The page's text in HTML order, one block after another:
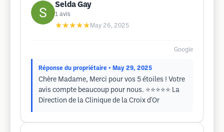
Selda Gay
1 avis
★★★★★ May 26, 2025
Google
Réponse du propriétaire • May 29, 2025
Chère Madame, Merci pour vos 5 étoiles ! Votre
avis compte beaucoup pour nous. ⭐⭐⭐⭐⭐ La
Direction de la Clinique de la Croix d'Or